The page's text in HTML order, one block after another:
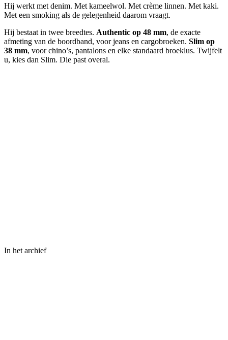
Hij werkt met denim. Met kameelwol. Met crème linnen. Met kaki.
Met een smoking als de gelegenheid daarom vraagt.
Hij bestaat in twee breedtes. Authentic op 48 mm, de exacte
afmeting van de boordband, voor jeans en cargobroeken. Slim op
38 mm, voor chino’s, pantalons en elke standaard broeklus. Twijfelt
u, kies dan Slim. Die past overal.
In het archief